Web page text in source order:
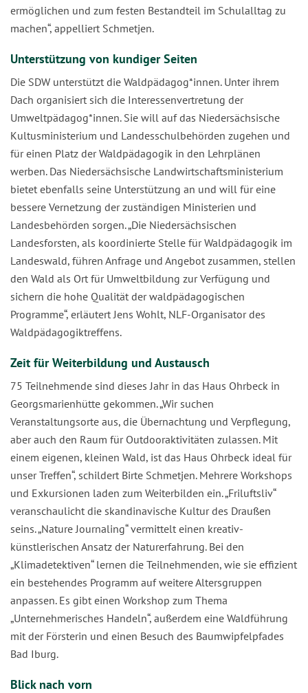
ermöglichen und zum festen Bestandteil im Schulalltag zu
machen“, appelliert Schmetjen.
Unterstützung von kundiger Seiten
Die SDW unterstützt die Waldpädagog*innen. Unter ihrem
Dach organisiert sich die Interessenvertretung der
Umweltpädagog*innen. Sie will auf das Niedersächsische
Kultusministerium und Landesschulbehörden zugehen und
für einen Platz der Waldpädagogik in den Lehrplänen
werben. Das Niedersächsische Landwirtschaftsministerium
bietet ebenfalls seine Unterstützung an und will für eine
bessere Vernetzung der zuständigen Ministerien und
Landesbehörden sorgen. „Die Niedersächsischen
Landesforsten, als koordinierte Stelle für Waldpädagogik im
Landeswald, führen Anfrage und Angebot zusammen, stellen
den Wald als Ort für Umweltbildung zur Verfügung und
sichern die hohe Qualität der waldpädagogischen
Programme“, erläutert Jens Wohlt, NLF-Organisator des
Waldpädagogiktreffens.
Zeit für Weiterbildung und Austausch
75 Teilnehmende sind dieses Jahr in das Haus Ohrbeck in
Georgsmarienhütte gekommen. „Wir suchen
Veranstaltungsorte aus, die Übernachtung und Verpflegung,
aber auch den Raum für Outdooraktivitäten zulassen. Mit
einem eigenen, kleinen Wald, ist das Haus Ohrbeck ideal für
unser Treffen“, schildert Birte Schmetjen. Mehrere Workshops
und Exkursionen laden zum Weiterbilden ein. „Friluftsliv“
veranschaulicht die skandinavische Kultur des Draußen
seins. „Nature Journaling“ vermittelt einen kreativ-
künstlerischen Ansatz der Naturerfahrung. Bei den
„Klimadetektiven“ lernen die Teilnehmenden, wie sie effizient
ein bestehendes Programm auf weitere Altersgruppen
anpassen. Es gibt einen Workshop zum Thema
„Unternehmerisches Handeln“, außerdem eine Waldführung
mit der Försterin und einen Besuch des Baumwipfelpfades
Bad Iburg.
Blick nach vorn